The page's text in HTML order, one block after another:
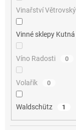
Vinařství Větrovský
Vinné sklepy
Víno Radosti 0
Volařík 0
Waldschütz 1